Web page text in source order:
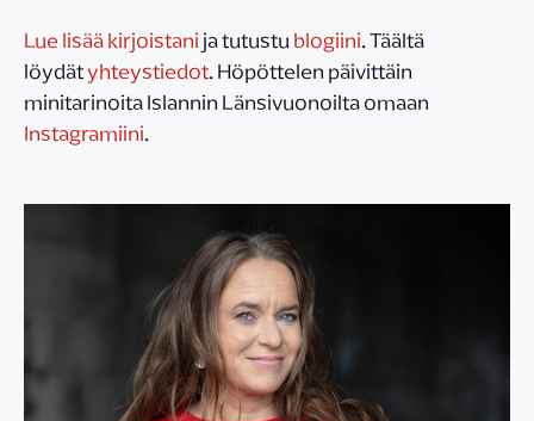
Lue lisää kirjoistanija tutustublogiini. Täältä
löydätyhteystiedot. Höpöttelen päivittäin
minitarinoita Islannin Länsivuonoilta omaan
Instagramiini.